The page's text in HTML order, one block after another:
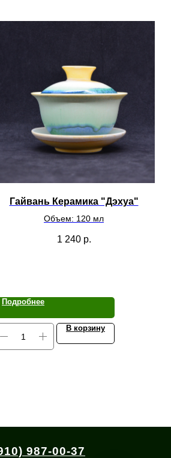
Гайвань Керамика "Дэхуа"
Объем: 120 мл
1 240 р.
Подробнее
В корзину
987-00-37